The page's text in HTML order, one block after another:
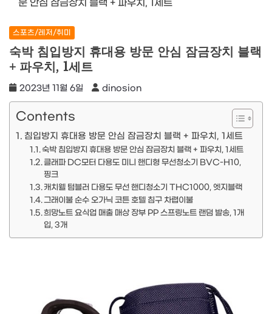
문 안심 잠금장치 블랙 + 파우치, 1세트
스포츠/레저/취미
숙박 침입방지 휴대용 방문 안심 잠금장치 블랙
+ 파우치, 1세트
2023년 11월 6일 dinosion
Contents
침입방지 휴대용 방문 안심 잠금장치 블랙 + 파우치, 1세트
숙박 침입방지 휴대용 방문 안심 잠금장치 블랙 + 파우치, 1세트
클래파 DC모터 다용도 미니 핸디형 무선청소기 BVC-H10,
핑크
캐치웰 텀블러 다용도 무선 핸디청소기 THC1000, 엣지블랙
그래이불 순수 오가닉 코튼 호텔 침구 차렵이불
희망노트 요식업 매출 매상 장부 PP 스프링노트 랜덤 발송, 1개
입, 3개